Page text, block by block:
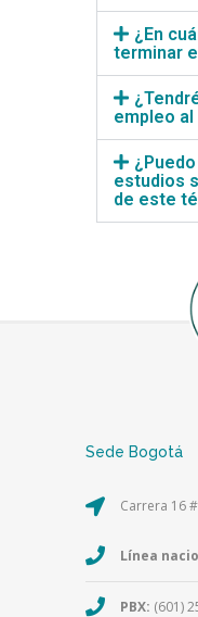
¿En
terminar
empleo
estudios
de este
Sede Bogotá
Carrera 16
Línea
PBX: (601)